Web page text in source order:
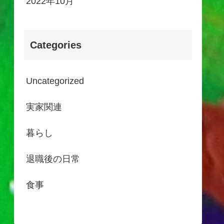
Categories
Uncategorized
実家関連
暮らし
退職後の日常
食事